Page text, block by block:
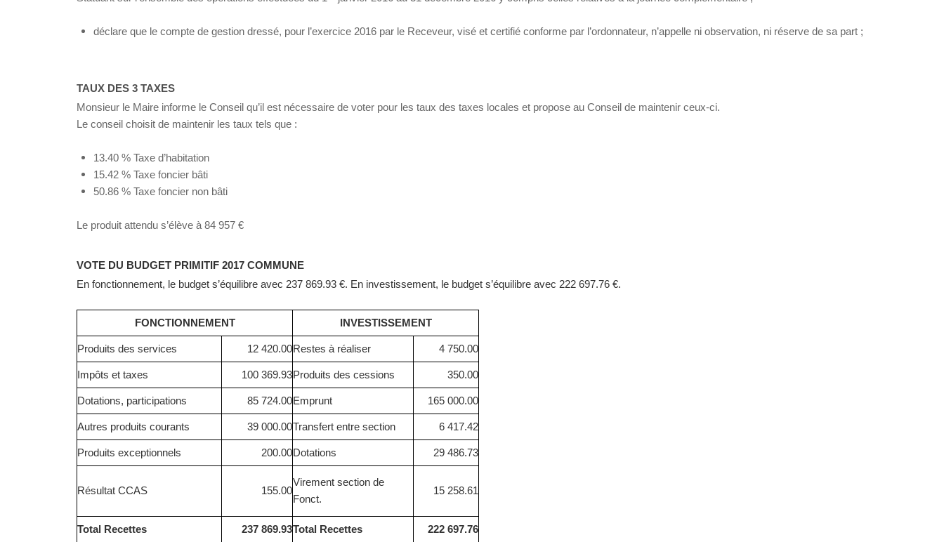
déclare que le compte de gestion dressé, pour l’exercice 2016 par le Receveur, visé et certifié conforme par l’ordonnateur, n’appelle ni observation, ni réserve de sa part ;
TAUX DES 3 TAXES
Monsieur le Maire informe le Conseil qu’il est nécessaire de voter pour les taux des taxes locales et propose au Conseil de maintenir ceux-ci.
Le conseil choisit de maintenir les taux tels que :
13.40 % Taxe d’habitation
15.42 % Taxe foncier bâti
50.86 % Taxe foncier non bâti
Le produit attendu s’élève à 84 957 €
VOTE DU BUDGET PRIMITIF 2017 COMMUNE
En fonctionnement, le budget s’équilibre avec 237 869.93 €. En investissement, le budget s’équilibre avec 222 697.76 €.
FONCTIONNEMENT INVESTISSEMENT
Produits des services 12 420.00Restes à réaliser 4 750.00
Impôts et taxes 100 369.93Produits des cessions 350.00
Dotations, participations 85 724.00Emprunt 165 000.00
Autres produits courants 39 000.00Transfert entre section 6 417.42
Produits exceptionnels 200.00Dotations 29 486.73
Résultat CCAS 155.00
Virement section de
Fonct.
15 258.61
Total Recettes 237 869.93Total Recettes 222 697.76